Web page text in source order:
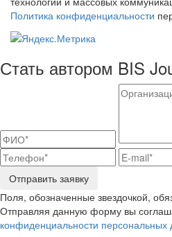
Политика конфиденциальности
Стать автором BIS
Отправить заявку
Поля, обозначенные звездочкой,
Отправляя данную форму вы
конфиденциальности персональных